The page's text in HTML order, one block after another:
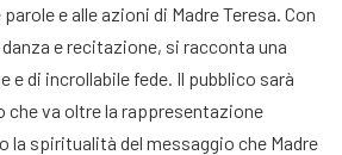
e alle azioni di Madre Teresa. Con
e recitazione, si racconta una
e di incrollabile fede. Il pubblico sarà
che va oltre la rappresentazione
la spiritualità del messaggio che Madre